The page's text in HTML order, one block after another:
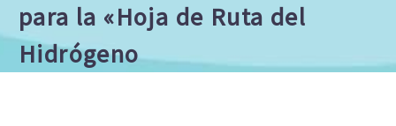
para la «Hoja de Ruta del
Hidrógeno